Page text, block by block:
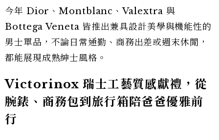
今年 Dior、Montblanc、Valextra 與
Bottega Veneta 皆推出兼具設計美學與機能性的
男士單品，不論日常通勤、商務出差或週末休閒，
都能展現成熟紳士風格。
Victorinox 瑞士工藝質感獻禮，從
腕錶、商務包到旅行箱陪爸爸優雅前
行